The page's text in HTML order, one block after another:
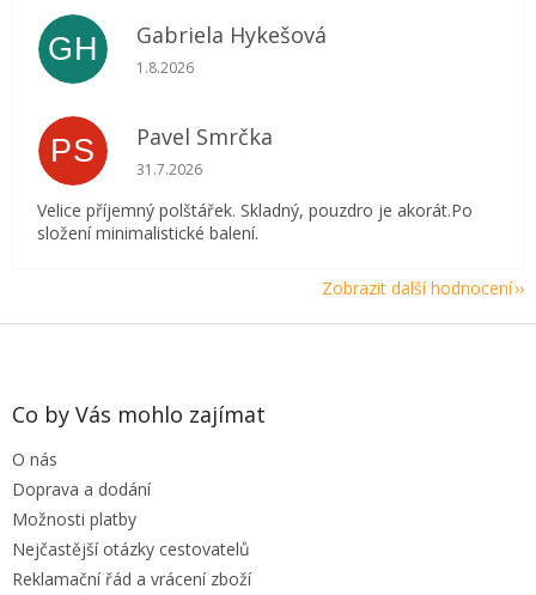
GH Gabriela Hykešová
Hodnocení obchodu je 5 z 5 hvězdiček.
1.8.2026
PS Pavel Smrčka
Hodnocení obchodu je 5 z 5 hvězdiček.
31.7.2026
Velice příjemný polštářek. Skladný, pouzdro je akorát.Po
složení minimalistické balení.
Zobrazit další hodnocení
Z
Co by Vás mohlo zajímat
O nás
Doprava a dodání
Možnosti platby
Nejčastější otázky cestovatelů
Reklamační řád a vrácení zboží